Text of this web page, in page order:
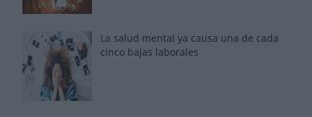
La salud mental ya causa una de cada
cinco bajas laborales